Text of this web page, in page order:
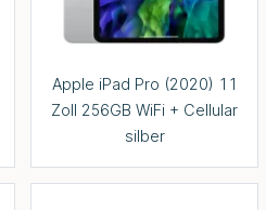
Apple iPad Pro (2020) 11
Zoll 256GB WiFi + Cellular
silber